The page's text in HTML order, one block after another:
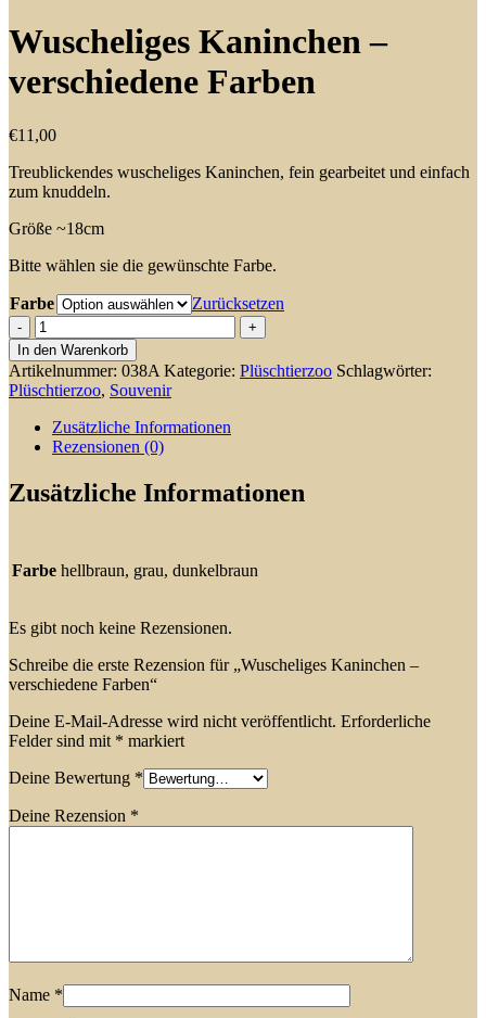
Wuscheliges Kaninchen –
verschiedene Farben
€11,00
Treublickendes wuscheliges Kaninchen, fein gearbeitet und einfach
zum knuddeln.
Größe ~18cm
Bitte wählen sie die gewünschte Farbe.
Farbe
Zurücksetzen
Wuscheliges
Kaninchen
-
verschiedene
Farben
Menge
In den Warenkorb
Artikelnummer: 038A Kategorie: Plüschtierzoo Schlagwörter:
Plüschtierzoo, Souvenir
Zusätzliche Informationen
Rezensionen (0)
Zusätzliche Informationen
Farbe hellbraun, grau, dunkelbraun
Es gibt noch keine Rezensionen.
Schreibe die erste Rezension für „Wuscheliges Kaninchen –
verschiedene Farben“
Deine E-Mail-Adresse wird nicht veröffentlicht. Erforderliche
Felder sind mit * markiert
Deine Bewertung *
Deine Rezension *
Name *